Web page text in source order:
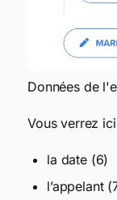
Données de
Vous verrez
la date (6)
l’appelant